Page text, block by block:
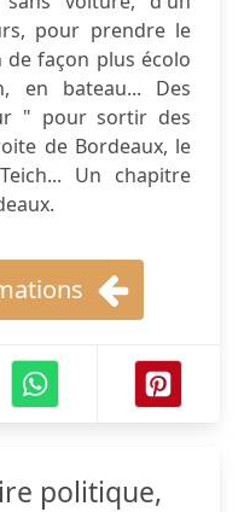
pour prendre le
façon plus écolo
en bateau... Des
" pour sortir des
de Bordeaux, le
Un chapitre
politique,